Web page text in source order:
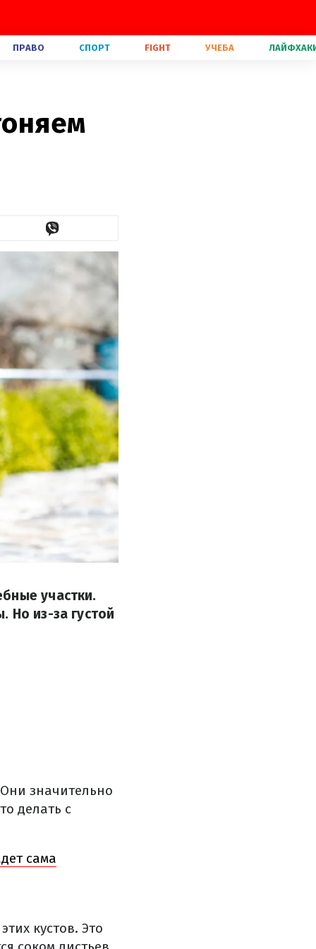
ПРАВО СПОРТ FIGHT УЧЕБА
участки.
из-за густой
значительно
делать с
сама
кустов. Это